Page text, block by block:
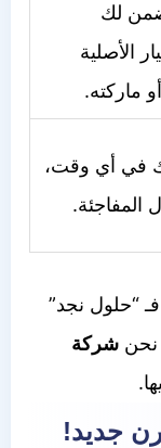
لك
الأصلية
ماركته.
في أي وقت،
المفاجئة.
فـ “حلول نجد”
نحن شركة
جديد!